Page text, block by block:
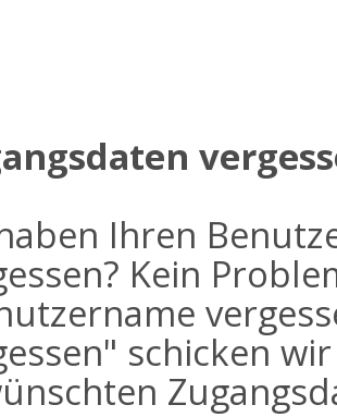
Ihren
Kein
schicken